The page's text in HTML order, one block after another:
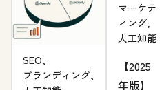
SEO,
ブランディング,
マーケテ
ィング,
人工知能
【2025
年版】